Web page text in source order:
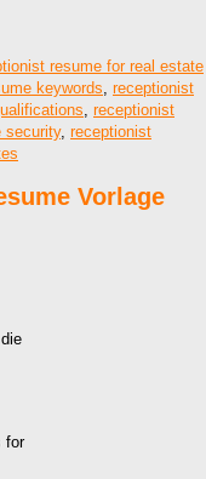
resume for real estate
keywords, receptionist
, receptionist
security, receptionist
Vorlage
for